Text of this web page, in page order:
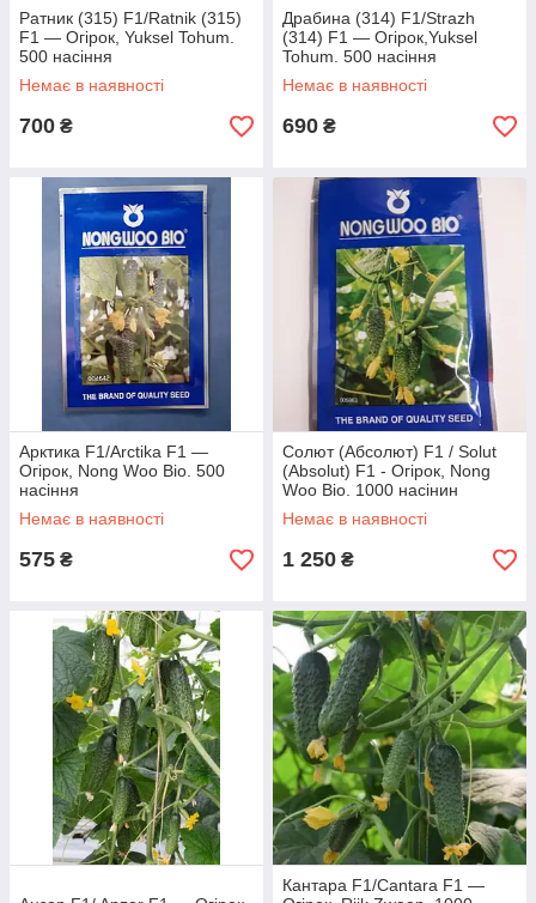
Ратник (315) F1/Ratnik (315)
F1 — Огірок, Yuksel Tohum.
500 насіння
Немає в наявності
700 ₴
Драбина (314) F1/Strazh
(314) F1 — Огірок,Yuksel
Tohum. 500 насіння
Немає в наявності
690 ₴
Арктика F1/Arctika F1 —
Огірок, Nong Woo Bio. 500
насіння
Немає в наявності
575 ₴
Солют (Абсолют) F1 / Solut
(Absolut) F1 - Огірок, Nong
Woo Bio. 1000 насінин
Немає в наявності
1 250 ₴
Кантара F1/Cantara F1 —